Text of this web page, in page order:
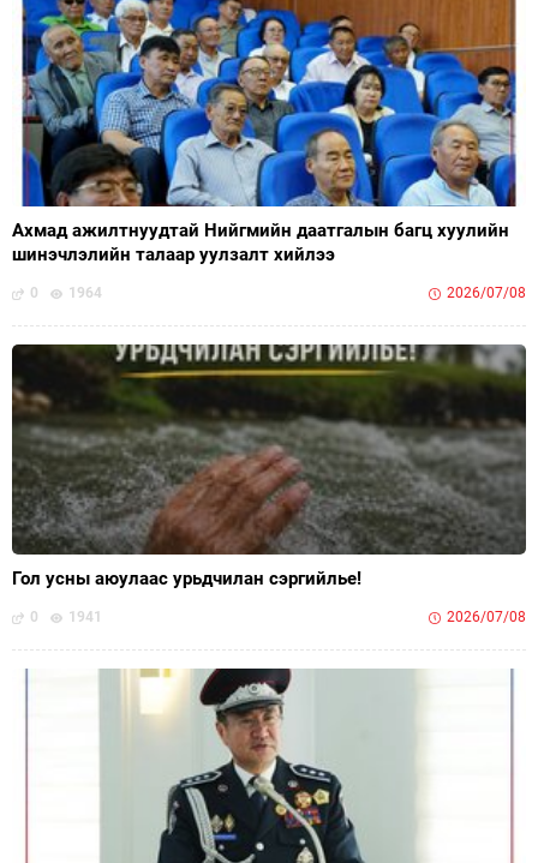
Ахмад ажилтнуудтай Нийгмийн даатгалын багц хуулийн
шинэчлэлийн талаар уулзалт хийлээ
0 1964 2026/07/08
Гол усны аюулаас урьдчилан сэргийлье!
0 1941 2026/07/08